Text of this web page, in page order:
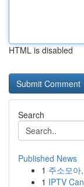
HTML is disabled
Search
Published News
1 주소모
1 IPTV